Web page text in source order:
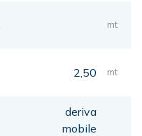
mt
2,50 mt
deriva
mobile